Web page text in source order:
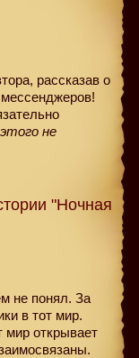
рассказав о
не
"Ночная
не понял. За
в тот мир.
мир открывает